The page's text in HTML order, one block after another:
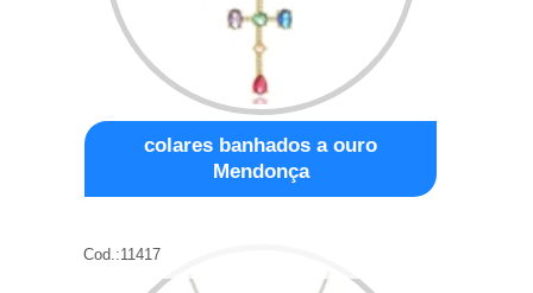
colares banhados a ouro
Mendonça
Cod.:11417